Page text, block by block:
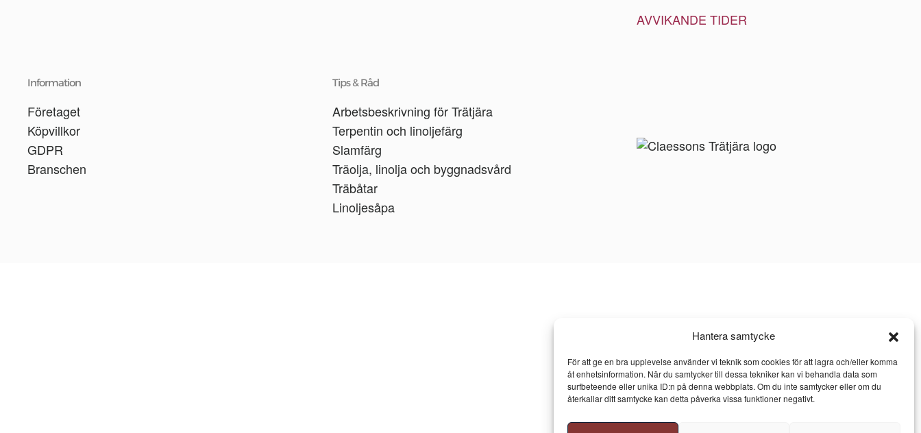
Hantera samtycke
För att ge en bra upplevelse använder vi teknik som cookies för att lagra och/eller komma
åt enhetsinformation. När du samtycker till dessa tekniker kan vi behandla data som
surfbeteende eller unika ID:n på denna webbplats. Om du inte samtycker eller om du
återkallar ditt samtycke kan detta påverka vissa funktioner negativt.
AVVIKANDE TIDER
Information
Företaget
Köpvillkor
GDPR
Branschen
Tips & Råd
Arbetsbeskrivning för Trätjära
Terpentin och linoljefärg
Slamfärg
Träolja, linolja och byggnadsvård
Träbåtar
Linoljesåpa